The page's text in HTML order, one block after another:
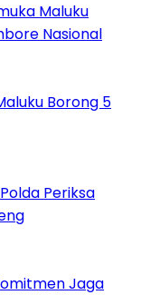
Maluku
Nasional
Borong 5
Periksa
Jaga